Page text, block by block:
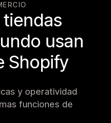
tiendas
usan
Shopify
y operatividad
funciones de